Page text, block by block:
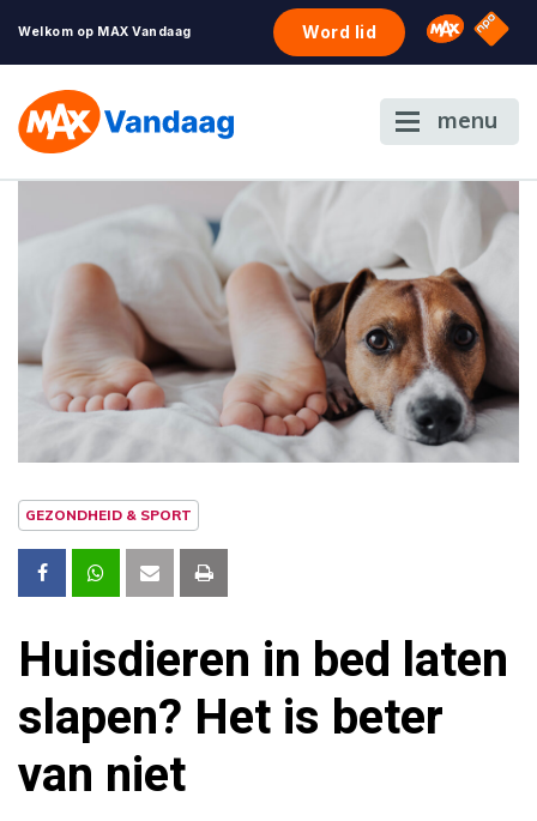
Welkom op MAX Vandaag Word lid Omroep
NPO
menu
GEZONDHEID & SPORT
Huisdieren in bed laten
slapen? Het is beter
van niet